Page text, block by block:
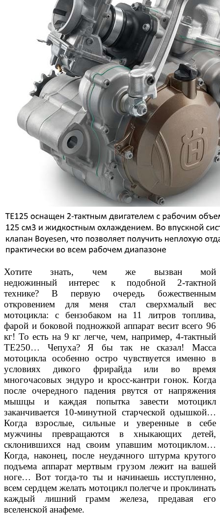
Хотите знать, чем же вызван мой
недюжинный интерес к подобной 2-тактной
технике? В первую очередь божественным
откровением для меня стал сверхмалый вес
мотоцикла: с бензобаком на 11 литров топлива,
фарой и боковой подножкой аппарат весит всего 96
кг! То есть на 9 кг легче, чем, например, 4-тактный
TE250… Чепуха? Я бы так не сказал! Масса
мотоцикла особенно остро чувствуется именно в
условиях дикого фрирайда или во время
многочасовых эндуро и кросс-кантри гонок. Когда
после очередного падения рвутся от напряжения
мышцыи каждая попытка завести мотоцикл
заканчивается 10-минутной старческой одышкой…
Когда взрослые, сильные и уверенные в себе
мужчины превращаются в хныкающих детей,
склонившихся над своим упавшим мотоциклом…
Когда, наконец, после неудачного штурма крутого
подъема аппарат мертвым грузом лежит на вашей
ноге… Вот тогда-то ты и начинаешь исступленно,
всем сердцем желать мотоцикл полегче и проклинать
каждый лишний грамм железа, предавая его
вселенской анафеме.